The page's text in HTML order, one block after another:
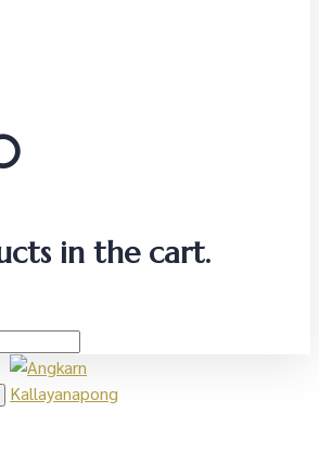
in the cart.